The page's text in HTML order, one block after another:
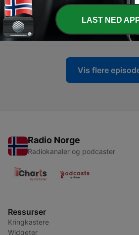
15 mai 2026
81 - MOMENT: «Fyllerør»,
08 mai 2026
Vis flere
Radio Norge
Radiokanaler og podcaster
Ressurser
Kringkastere
Widgeter
LAST NED